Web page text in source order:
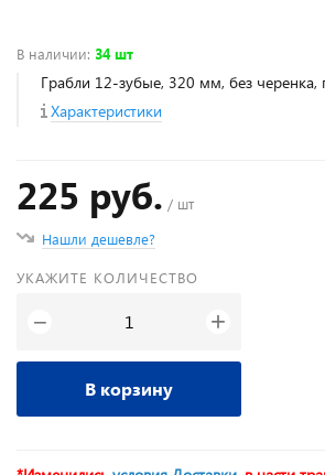
В наличии: 34 шт
Грабли 12-зубые, 320 мм, без
Характеристики
225 руб. / шт
Нашли дешевле?
УКАЖИТЕ КОЛИЧЕСТВО
− +
В корзину